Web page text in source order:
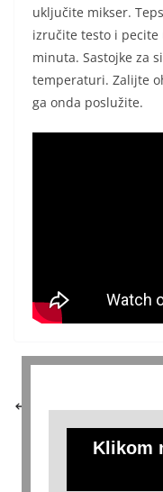
uključite mikser.
izručite testo i pecite
minuta. Sastojke za
temperaturi. Zalijte
ga onda poslužite.
za ustajale i tvrde
TEK KUPLJENI!
Ovu biljku zovu
Klikom